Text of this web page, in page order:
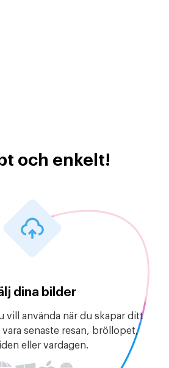
och enkelt!
dina bilder
vill använda när du skapar ditt
senaste resan, bröllopet,
eller vardagen.